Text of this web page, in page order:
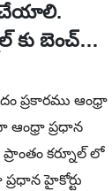
చేయాలి.
కు బెంచ్
ప్రకారము ఆంధ్రా
ప్రధాన
కర్నూల్ లో
హైకోర్టు